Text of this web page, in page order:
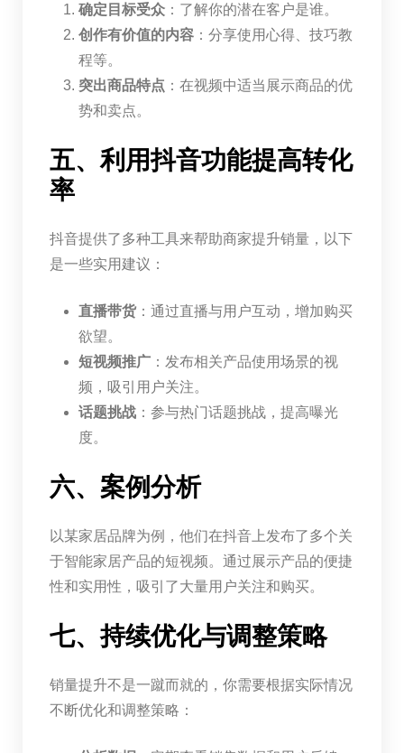
确定目标受众：了解你的潜在客户是谁。
创作有价值的内容：分享使用心得、技巧教
程等。
突出商品特点 ：在视频中适当展示商品的优
势和卖点。
五、利用抖音功能提高转化
率
抖音提供了多种工具来帮助商家提升销量，以下
是一些实用建议：
直播带货：通过直播与用户互动，增加购买
欲望。
短视频推广：发布相关产品使用场景的视
频，吸引用户关注。
话题挑战：参与热门话题挑战，提高曝光
度。
六、案例分析
以某家居品牌为例，他们在抖音上发布了多个关
于智能家居产品的短视频。通过展示产品的便捷
性和实用性，吸引了大量用户关注和购买。
七、持续优化与调整策略
销量提升不是一蹴而就的，你需要根据实际情况
不断优化和调整策略：